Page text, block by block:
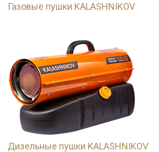
Газовые пушки KALASHNIKOV
Дизельные пушки KALASHNIKOV